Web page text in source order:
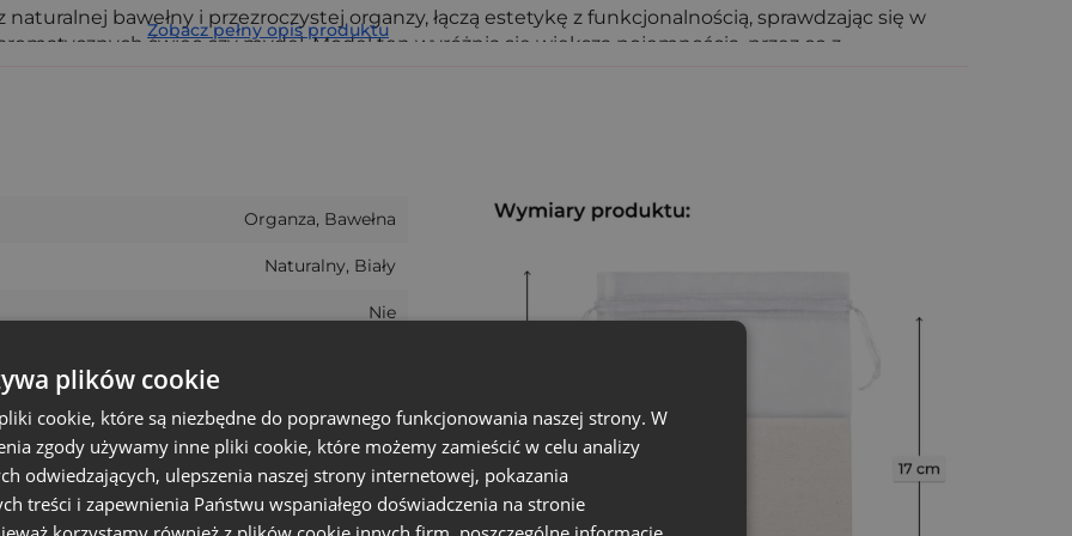
bawełny i przezroczystej organzy, łączą estetykę z funkcjonalnością, sprawdzając się w
świec czy mydeł. Model ten wyróżnia się większą pojemnością, przez co z
ręcznie)
rękodzieło, biżuteria, pakowanie produktów hotelowych
zestawów powitalnych i zapachów.
Zobacz pełny opis produktu
Organza, Bawełna
Naturalny, Biały
Nie
20 cm
17 cm
plików cookie
cookie, które są niezbędne do poprawnego funkcjonowania naszej strony. W
zgody używamy inne pliki cookie, które możemy zamieścić w celu analizy
odwiedzających, ulepszenia naszej strony internetowej, pokazania
treści i zapewnienia Państwu wspaniałego doświadczenia na stronie